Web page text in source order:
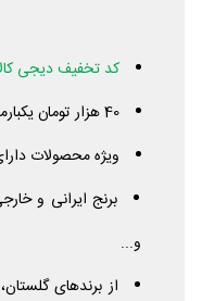
کد تخفیف دیجی
40 هزار تومان یکبارمصرف روی سفارشات بالای 200
ویژه محصولات
برنج ایرانی و
و...
از برندهای